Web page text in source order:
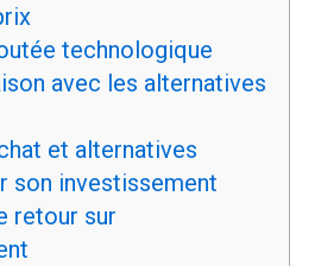
technologique
avec les alternatives
et alternatives
son investissement
retour sur